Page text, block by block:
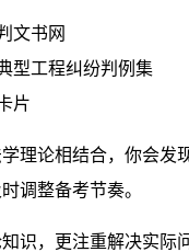
文书网
型工程纠纷判例集
片
理论相结合，你会发
调整备考节奏。
识，更注重解决实际